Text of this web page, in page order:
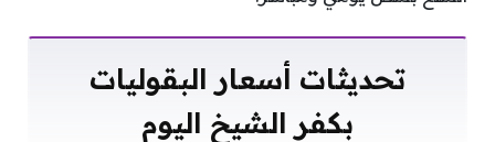
تحديثات أسعار البقوليات
بكفر الشيخ اليوم